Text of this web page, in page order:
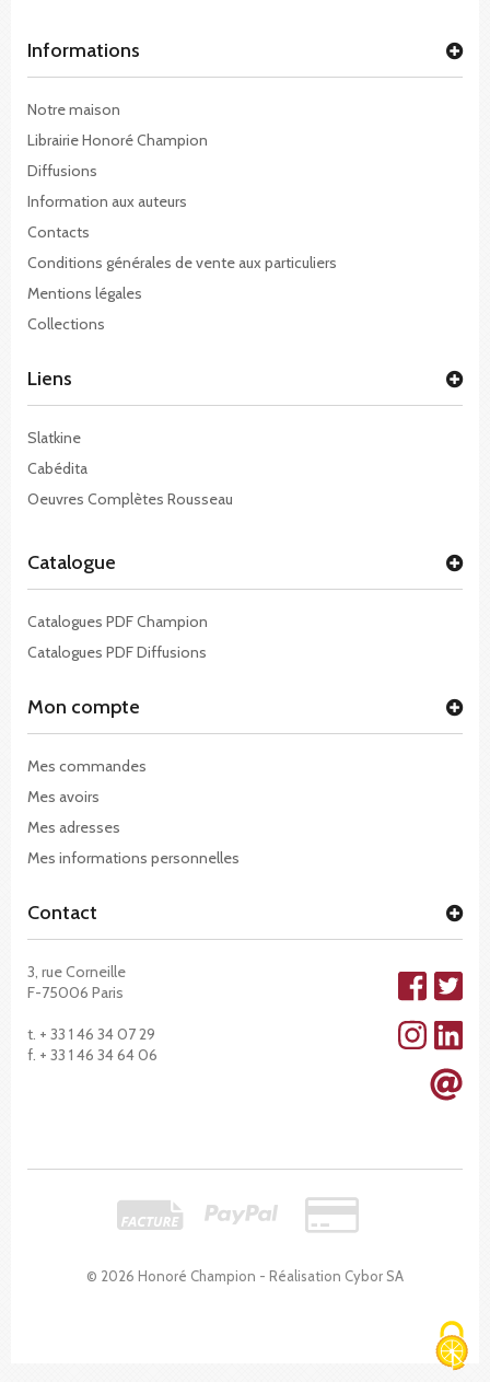
Informations
Notre maison
Librairie Honoré Champion
Diffusions
Information aux auteurs
Contacts
Conditions générales de vente aux particuliers
Mentions légales
Collections
© 2026 Honoré Champion - Réalisation Cybor SA
Liens
Slatkine
Cabédita
Oeuvres Complètes Rousseau
Catalogue
Catalogues PDF Champion
Catalogues PDF Diffusions
Mon compte
Mes commandes
Mes avoirs
Mes adresses
Mes informations personnelles
Contact
3, rue Corneille
F-75006 Paris
t. + 33 1 46 34 07 29
f. + 33 1 46 34 64 06